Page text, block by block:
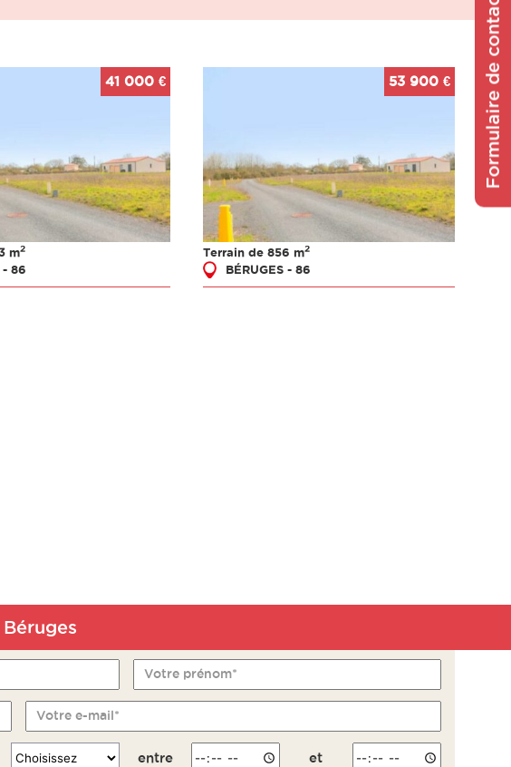
m2
- 86
41 000 €
Terrain de 856 m2
BÉRUGES - 86
53 900 €
Votre prénom*
Votre e-mail*
entre et
Formulaire de contact